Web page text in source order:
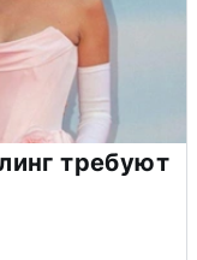
требуют